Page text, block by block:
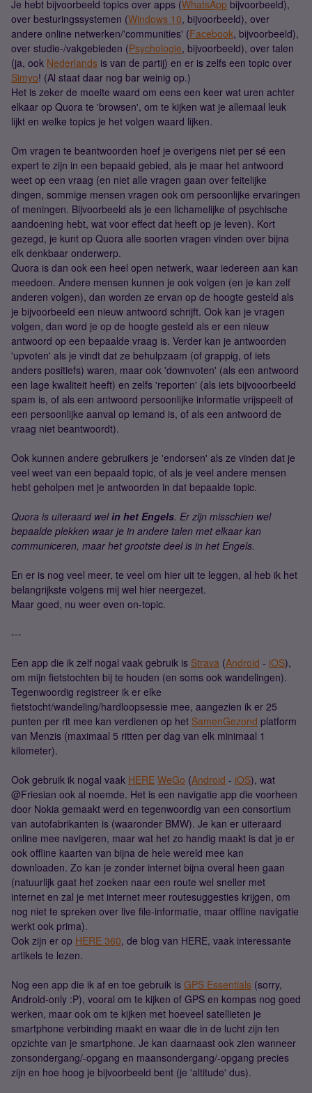
Je hebt bijvoorbeeld topics over apps (WhatsApp bijvoorbeeld),
over besturingssystemen (Windows 10, bijvoorbeeld), over
andere online netwerken/'communities' (Facebook, bijvoorbeeld),
over studie-/vakgebieden (Psychologie, bijvoorbeeld), over talen
(ja, ook Nederlands is van de partij) en er is zelfs een topic over
Simyo! (Al staat daar nog bar weinig op.)
Het is zeker de moeite waard om eens een keer wat uren achter
elkaar op Quora te 'browsen', om te kijken wat je allemaal leuk
lijkt en welke topics je het volgen waard lijken.
Om vragen te beantwoorden hoef je overigens niet per sé een
expert te zijn in een bepaald gebied, als je maar het antwoord
weet op een vraag (en niet alle vragen gaan over feitelijke
dingen, sommige mensen vragen ook om persoonlijke ervaringen
of meningen. Bijvoorbeeld als je een lichamelijke of psychische
aandoening hebt, wat voor effect dat heeft op je leven). Kort
gezegd, je kunt op Quora alle soorten vragen vinden over bijna
elk denkbaar onderwerp.
Quora is dan ook een heel open netwerk, waar iedereen aan kan
meedoen. Andere mensen kunnen je ook volgen (en je kan zelf
anderen volgen), dan worden ze ervan op de hoogte gesteld als
je bijvoorbeeld een nieuw antwoord schrijft. Ook kan je vragen
volgen, dan word je op de hoogte gesteld als er een nieuw
antwoord op een bepaalde vraag is. Verder kan je antwoorden
'upvoten' als je vindt dat ze behulpzaam (of grappig, of iets
anders positiefs) waren, maar ook 'downvoten' (als een antwoord
een lage kwaliteit heeft) en zelfs 'reporten' (als iets bijvooorbeeld
spam is, of als een antwoord persoonlijke informatie vrijspeelt of
een persoonlijke aanval op iemand is, of als een antwoord de
vraag niet beantwoordt).
Ook kunnen andere gebruikers je 'endorsen' als ze vinden dat je
veel weet van een bepaald topic, of als je veel andere mensen
hebt geholpen met je antwoorden in dat bepaalde topic.
Quora is uiteraard welin het Engels. Er zijn misschien wel
bepaalde plekken waar je in andere talen met elkaar kan
communiceren, maar het grootste deel is in het Engels.
En er is nog veel meer, te veel om hier uit te leggen, al heb ik het
belangrijkste volgens mij wel hier neergezet.
Maar goed, nu weer even on-topic.
---
Een app die ik zelf nogal vaak gebruik is Strava (Android - iOS),
om mijn fietstochten bij te houden (en soms ook wandelingen).
Tegenwoordig registreer ik er elke
fietstocht/wandeling/hardloopsessie mee, aangezien ik er 25
punten per rit mee kan verdienen op het SamenGezond platform
van Menzis (maximaal 5 ritten per dag van elk minimaal 1
kilometer).
Ook gebruik ik nogal vaak HERE WeGo (Android - iOS), wat
@Friesian ook al noemde. Het is een navigatie app die voorheen
door Nokia gemaakt werd en tegenwoordig van een consortium
van autofabrikanten is (waaronder BMW). Je kan er uiteraard
online mee navigeren, maar wat het zo handig maakt is dat je er
ook offline kaarten van bijna de hele wereld mee kan
downloaden. Zo kan je zonder internet bijna overal heen gaan
(natuurlijk gaat het zoeken naar een route wel sneller met
internet en zal je met internet meer routesuggesties krijgen, om
nog niet te spreken over live file-informatie, maar offline navigatie
werkt ook prima).
Ook zijn er op HERE 360, de blog van HERE, vaak interessante
artikels te lezen.
Nog een app die ik af en toe gebruik is GPS Essentials (sorry,
Android-only :P), vooral om te kijken of GPS en kompas nog goed
werken, maar ook om te kijken met hoeveel satellieten je
smartphone verbinding maakt en waar die in de lucht zijn ten
opzichte van je smartphone. Je kan daarnaast ook zien wanneer
zonsondergang/-opgang en maansondergang/-opgang precies
zijn en hoe hoog je bijvoorbeeld bent (je 'altitude' dus).